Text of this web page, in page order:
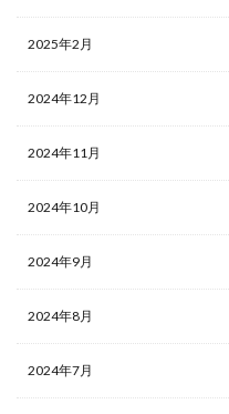
2025年2月
2024年12月
2024年11月
2024年10月
2024年9月
2024年8月
2024年7月